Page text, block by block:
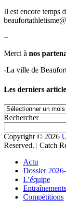
Il est encore temps
–
Mer­ci à nos
-La ville de
Les derniers
Les
derniers
articles
Rechercher
Copyright © 2026
Reserved. | Catch
remonterActu
Dossier
L’équipe
Entraînements
Compétitions